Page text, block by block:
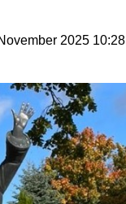
2025 10:28